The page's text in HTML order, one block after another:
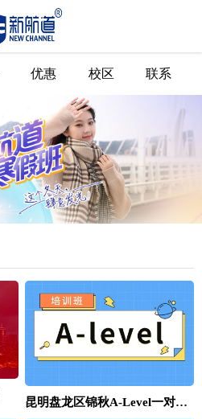
优惠 校区 联系
昆明盘龙区锦秋A-Level一对一培训班